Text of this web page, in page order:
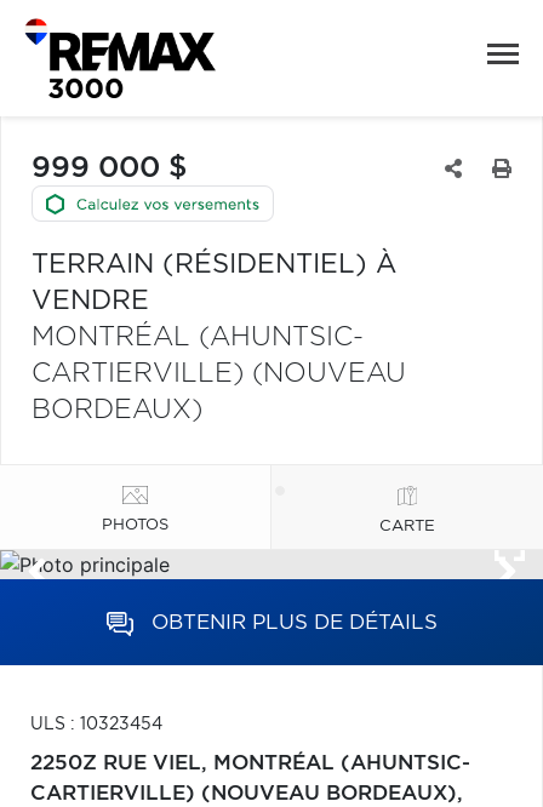
999 000 $
TERRAIN (RÉSIDENTIEL) À
VENDRE
MONTRÉAL (AHUNTSIC-
CARTIERVILLE) (NOUVEAU
BORDEAUX)
PHOTOS CARTE
OBTENIR PLUS DE DÉTAILS
ULS : 10323454
2250Z RUE VIEL, MONTRÉAL (AHUNTSIC-
CARTIERVILLE) (NOUVEAU BORDEAUX),